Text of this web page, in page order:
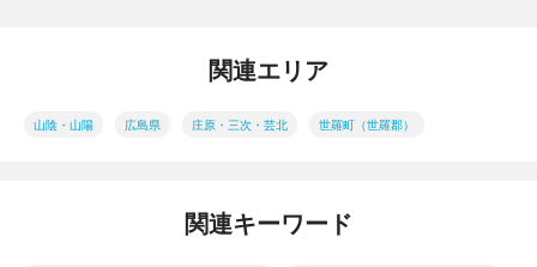
関連エリア
山陰・山陽 広島県 庄原・三次・芸北 世羅町（世羅郡）
関連キーワード